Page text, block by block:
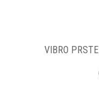
VIBRO